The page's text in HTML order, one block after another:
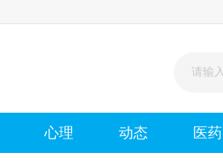
心理 动态 医药